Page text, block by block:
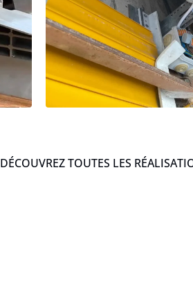
DÉCOUVREZ TOUTES LES